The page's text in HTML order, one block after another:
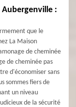
Aubergenville :
que le
La Maison
de cheminée
de cheminée pas
d'économiser sans
sommes fiers de
un niveau
de la sécurité